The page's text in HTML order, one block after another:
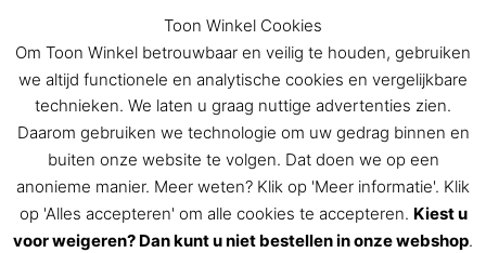
inhoud
De Toon Hermans winkel
Toon Winkel Cookies
Om Toon Winkel betrouwbaar en veilig te houden, gebruiken
we altijd functionele en analytische cookies en vergelijkbare
technieken. We laten u graag nuttige advertenties zien.
Daarom gebruiken we technologie om uw gedrag binnen en
buiten onze website te volgen. Dat doen we op een
anonieme manier. Meer weten? Klik op 'Meer informatie'. Klik
op 'Alles accepteren' om alle cookies te accepteren. Kiest u
voor weigeren? Dan kunt u niet bestellen in onze webshop.